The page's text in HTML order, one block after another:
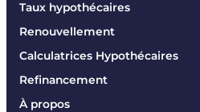
Taux hypothécaires
Renouvellement
Calculatrices Hypothécaires
Refinancement
À propos